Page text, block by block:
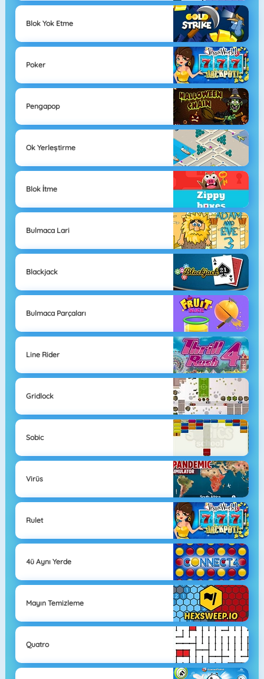
Blok Yok Etme
Poker
Pengapop
Ok Yerleştirme
Blok İtme
Bulmaca Lari
Blackjack
Bulmaca Parçaları
Line Rider
Gridlock
Sobic
Virüs
Rulet
4ü Aynı Yerde
Mayın Temizleme
Quatro